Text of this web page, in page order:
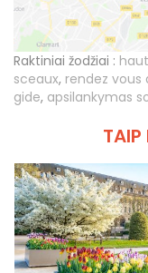
Raktiniai žodžiai :
sceaux, rendez vous
gide, apsilankymas
TAIP